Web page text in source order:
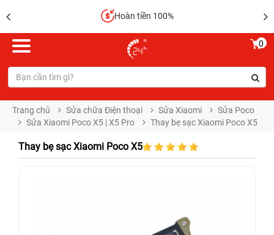
Hoàn tiền 100%
0
Trang chủ Sửa chữa Điện thoại Sửa Xiaomi
Sửa Poco
Sửa Xiaomi Poco X5 | X5 Pro
Thay bẹ sạc Xiaomi Poco X5
Thay bẹ sạc Xiaomi Poco X5